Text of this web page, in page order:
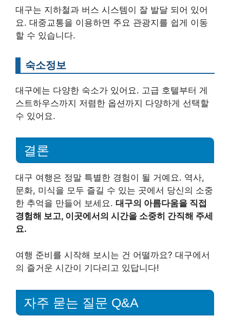
대구는 지하철과 버스 시스템이 잘 발달 되어 있어
요. 대중교통을 이용하면 주요 관광지를 쉽게 이동
할 수 있습니다.
숙소정보
대구에는 다양한 숙소가 있어요. 고급 호텔부터 게
스트하우스까지 저렴한 옵션까지 다양하게 선택할
수 있어요.
결론
대구 여행은 정말 특별한 경험이 될 거예요. 역사,
문화, 미식을 모두 즐길 수 있는 곳에서 당신의 소중
한 추억을 만들어 보세요. 대구의 아름다움을 직접
경험해 보고, 이곳에서의 시간을 소중히 간직해 주세
요.
여행 준비를 시작해 보시는 건 어떨까요? 대구에서
의 즐거운 시간이 기다리고 있답니다!
자주 묻는 질문 Q&A